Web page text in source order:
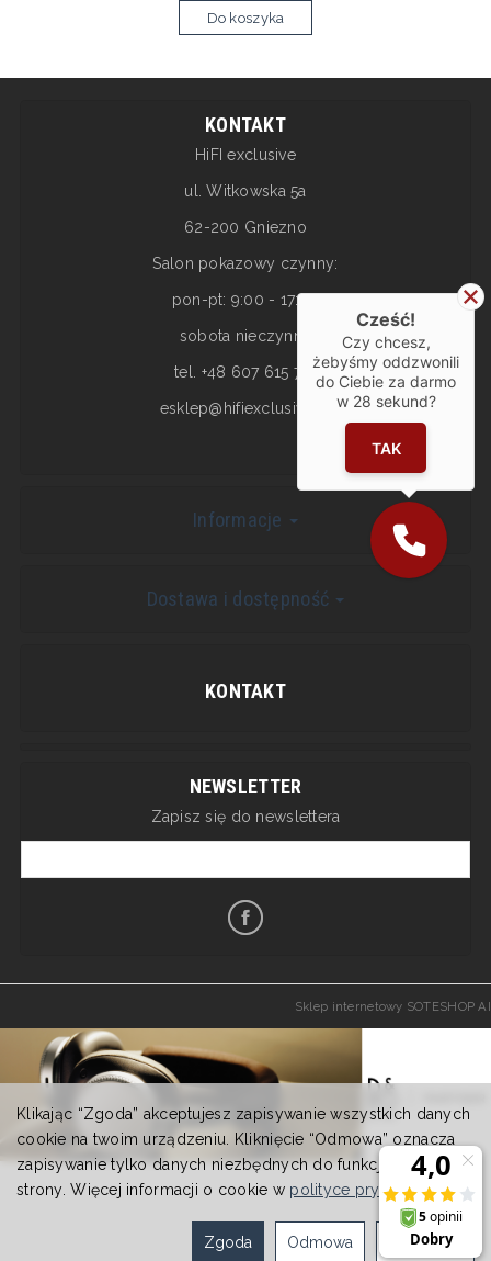
Do koszyka
KONTAKT
HiFI exclusive
ul. Witkowska 5a
62-200 Gniezno
Salon pokazowy czynny:
pon-pt: 9:00 - 17:00
sobota nieczynne
tel. +48 607 615 717
esklep@hifiexclusive.pl
Informacje
Dostawa i dostępność
KONTAKT
NEWSLETTER
Zapisz się do newslettera
Sklep internetowy SOTESHOP AI
Klikając “Zgoda” akceptujesz zapisywanie wszystkich danych
cookie na twoim urządzeniu. Kliknięcie “Odmowa” oznacza
zapisywanie tylko danych niezbędnych do funkcjonowania
strony. Więcej informacji o cookie w polityce prywatności.
Ustawienia
Odmowa
Zgoda
Cześć!
Czy chcesz,
żebyśmy oddzwonili
do Ciebie za darmo
w 28 sekund?
TAK